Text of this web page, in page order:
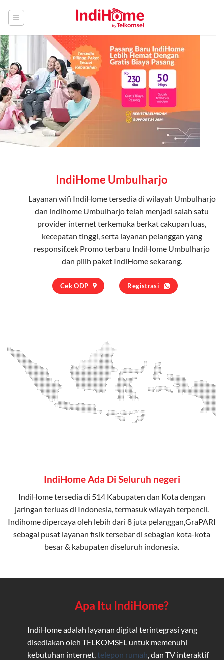
IndiHome Umbulharjo
Layanan wifi IndiHometersedia di wilayah Umbulharjo
dan indihome Umbulharjo telah menjadi salah satu
provider internet terkemuka berkat cakupan luas,
kecepatan tinggi, serta layanan pelanggan yang
responsif,cek Promo terbaru IndiHome Umbulharjo
dan pilih paket IndiHomesekarang.
Cek ODP Registrasi
IndiHome Ada Di Seluruh negeri
IndiHome tersedia di 514 Kabupaten dan Kota dengan
jaringan terluas di Indonesia, termasuk wilayah terpencil.
Indihome dipercaya oleh lebih dari 8 juta pelanggan,GraPARI
sebagai pusat layanan fisik tersebar di sebagian kota-kota
besar & kabupaten diseluruh indonesia.
Apa Itu IndiHome?
IndiHome adalah layanan digital terintegrasi yang
disediakan oleh TELKOMSEL untuk memenuhi
kebutuhan internet, telepon rumah , dan TV interaktif